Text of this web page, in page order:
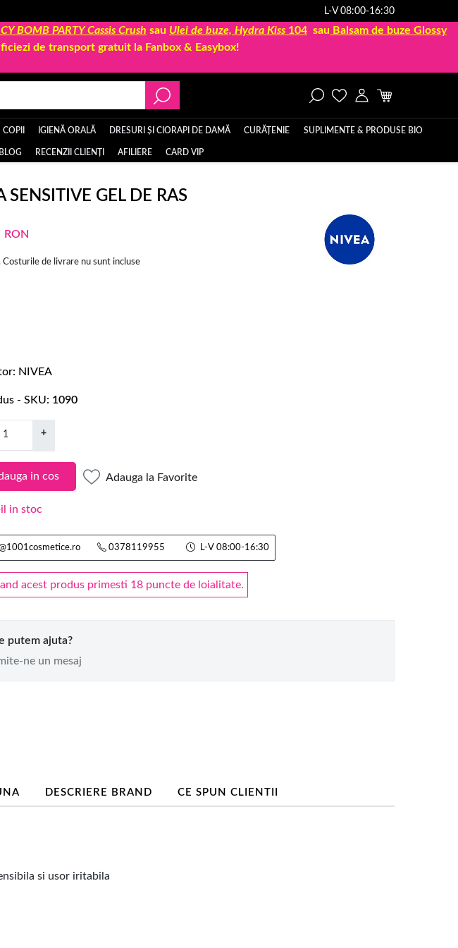
L-V 08:00-16:30
BOMB PARTY Cassis Crush sau Ulei de buze, Hydra Kiss 104 sau Balsam de buze Glossy
de transport gratuit la Fanbox & Easybox!
COPII IGIENĂ ORALĂ DRESURI ȘI CIORAPI DE DAMĂ CURĂȚENIE SUPLIMENTE & PRODUSE BIO
BLOG RECENZII CLIENȚI AFILIERE CARD VIP
SENSITIVE GEL DE RAS
RON
Costurile de livrare nu sunt incluse
NIVEA
- SKU 1090
+
in cos Adauga la Favorite
in stoc
0378119955 L-V 08:00-16:30
acest produs primesti 18 puncte de loialitate.
putem ajuta?
ne un mesaj
DESCRIERE BRAND CE SPUN CLIENTII
si usor iritabila